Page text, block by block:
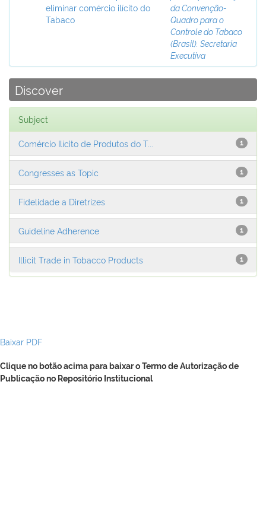
eliminar comércio ilícito do
Tabaco
da Convenção-
Quadro para o
Controle do Tabaco
(Brasil). Secretaria
Executiva
Discover
Subject
1
Comércio Ilícito de Produtos do T...
1
Congresses as Topic
1
Fidelidade a Diretrizes
1
Guideline Adherence
1
Illicit Trade in Tobacco Products
Baixar PDF
Clique no botão acima para baixar o Termo de Autorização de
Publicação no Repositório Institucional